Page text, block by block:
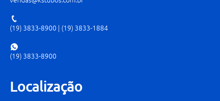
(19) 3833-8900 | (19) 3833-1884
(19) 3833-8900
Localização